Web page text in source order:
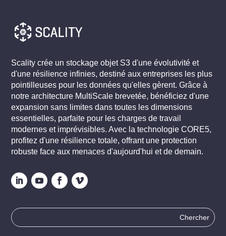
Scality crée un stockage objet S3 d'une évolutivité et
d'une résilience infinies, destiné aux entreprises les plus
pointilleuses pour les données qu'elles gèrent. Grâce à
notre architecture MultiScale brevetée, bénéficiez d'une
expansion sans limites dans toutes les dimensions
essentielles, parfaite pour les charges de travail
modernes et imprévisibles. Avec la technologie CORE5,
profitez d'une résilience totale, offrant une protection
robuste face aux menaces d'aujourd'hui et de demain.
Rechercher